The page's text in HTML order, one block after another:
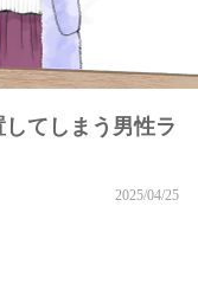
してしまう男性ラ
2025/04/25